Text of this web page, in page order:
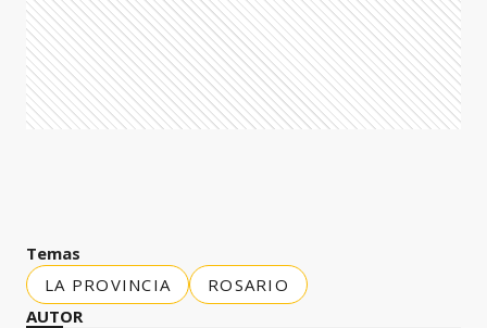
Temas
LA PROVINCIA
ROSARIO
AUTOR